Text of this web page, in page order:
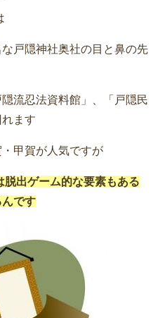
戸隠神社奥社の目と鼻の先
流忍法資料館」、「戸隠民
ます
甲賀が人気ですが
脱出ゲーム的な要素もある
です